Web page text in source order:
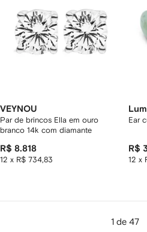
VEYNOU
Par de brincos Ella em ouro
branco 14k com diamante
R$ 8.818
12 x R$ 734,83
Ear
R$
12 x
1 de 47